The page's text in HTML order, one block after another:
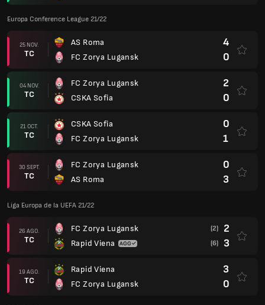
Europa Conference League 21/22
25 NOV.
TC
AS Roma
FC Zorya Lugansk
4
0
04 NOV.
TC
FC Zorya Lugansk
CSKA Sofia
2
0
21 OCT.
TC
CSKA Sofia
FC Zorya Lugansk
0
1
30 SEPT.
TC
FC Zorya Lugansk
AS Roma
0
3
Liga Europa de la UEFA 21/22
26 AGO.
TC
FC Zorya Lugansk
Rapid Viena
(2) 2
(6) 3
19 AGO.
TC
Rapid Viena
FC Zorya Lugansk
3
0